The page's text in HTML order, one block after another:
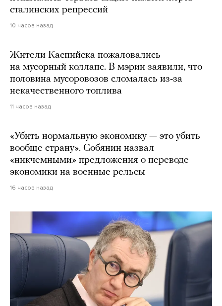
сталинских репрессий
10 часов назад
Жители Каспийска пожаловались
на мусорный коллапс. В мэрии заявили, что
половина мусоровозов сломалась из-за
некачественного топлива
11 часов назад
«Убить нормальную экономику — это убить
вообще страну». Собянин назвал
«никчемными» предложения о переводе
экономики на военные рельсы
16 часов назад